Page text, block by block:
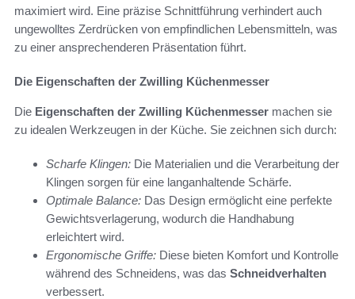
maximiert wird. Eine präzise Schnittführung verhindert auch
ungewolltes Zerdrücken von empfindlichen Lebensmitteln, was
zu einer ansprechenderen Präsentation führt.
Die Eigenschaften der Zwilling Küchenmesser
Die Eigenschaften der Zwilling Küchenmesser machen sie
zu idealen Werkzeugen in der Küche. Sie zeichnen sich durch:
Scharfe Klingen: Die Materialien und die Verarbeitung der
Klingen sorgen für eine langanhaltende Schärfe.
Optimale Balance: Das Design ermöglicht eine perfekte
Gewichtsverlagerung, wodurch die Handhabung
erleichtert wird.
Ergonomische Griffe: Diese bieten Komfort und Kontrolle
während des Schneidens, was das Schneidverhalten
verbessert.